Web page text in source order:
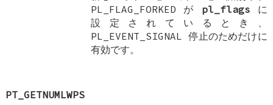
PL_FLAG_FORKED が pl_flags に
設定されているとき、
PL_EVENT_SIGNAL 停止のためだけに
有効です。
PT_GETNUMLWPS